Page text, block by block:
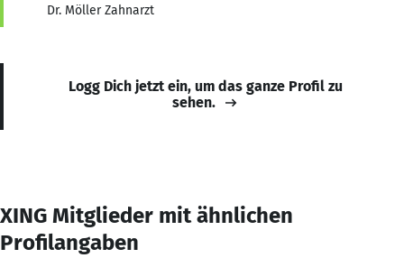
Dr. Möller Zahnarzt
Logg Dich jetzt ein, um das ganze Profil zu
sehen.
XING Mitglieder mit ähnlichen
Profilangaben